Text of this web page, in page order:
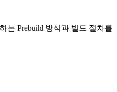
는 Prebuild 방식과 빌드 절차를